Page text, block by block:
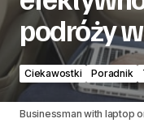
podróży
Ciekawostki Poradnik
Businessman with laptop